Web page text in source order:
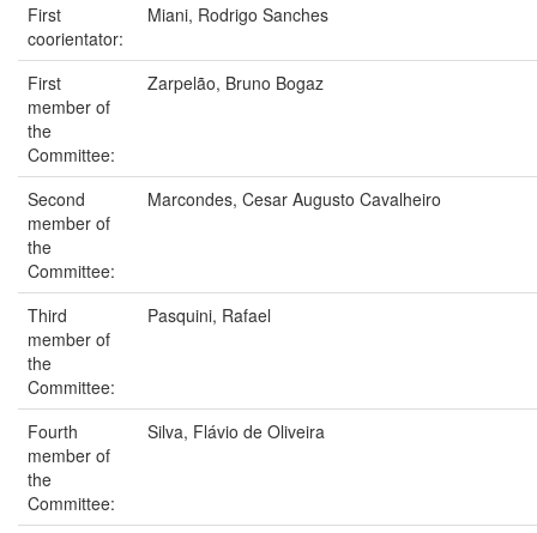
First
coorientator:
Miani, Rodrigo Sanches
First
member of
the
Committee:
Zarpelão, Bruno Bogaz
Second
member of
the
Committee:
Marcondes, Cesar Augusto Cavalheiro
Third
member of
the
Committee:
Pasquini, Rafael
Fourth
member of
the
Committee:
Silva, Flávio de Oliveira